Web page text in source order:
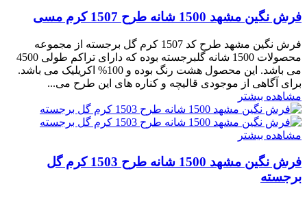
فرش نگین مشهد 1500 شانه طرح 1507 کرم مسی
فرش نگین مشهد طرح کد 1507 کرم گل برجسته از مجموعه
محصولات 1500 شانه گلبرجسته بوده که دارای تراکم طولی 4500
می باشد. این محصول هشت رنگ بوده و 100% اکریلیک می باشد.
برای آگاهی از موجودی قالیچه و کناره های این طرح می...
مشاهده بیشتر
مشاهده بیشتر
فرش نگین مشهد 1500 شانه طرح 1503 کرم گل
برجسته